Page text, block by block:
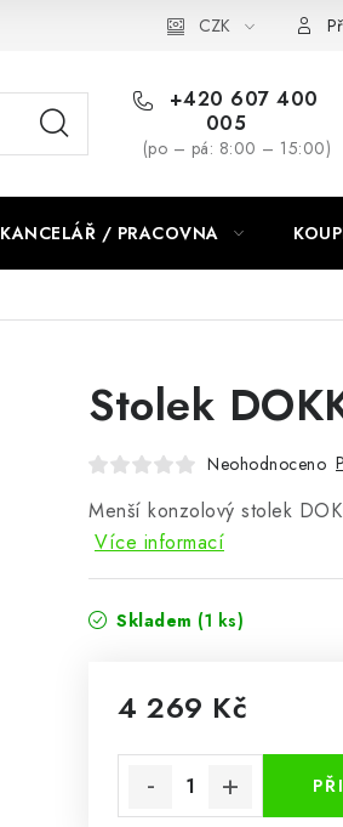
CZK
+420 607 400
005
(po – pá: 8:00 – 15:00)
KANCELÁŘ / PRACOVNA
Stolek
Neohodnoceno
Menší konzolový stolek
Více informací
Skladem (1 ks)
4 269 Kč